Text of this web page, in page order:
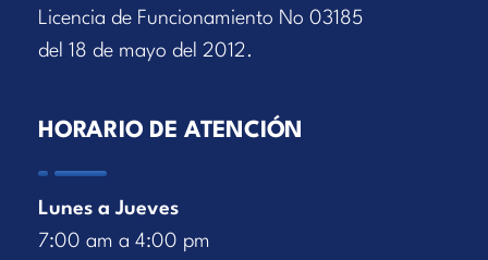
Licencia de Funcionamiento No 03185
del 18 de mayo del 2012.
HORARIO DE ATENCIÓN
Lunes a Jueves
7:00 am a 4:00 pm